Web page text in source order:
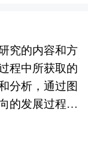
本研究咨询
在大量周密的
计局、国家商
中心、中国钢
全国及海外多
社会运行和成
的战略性目标
形成企业良好
由中研普华
务部、国家发
展研究中心、
中国经济景气
海外多种相关
大量资料和数
浆市场进行了
究的内容和方
程中所获取的
分析，通过图
的发展过程，
，进行论证。
况，叙述、说